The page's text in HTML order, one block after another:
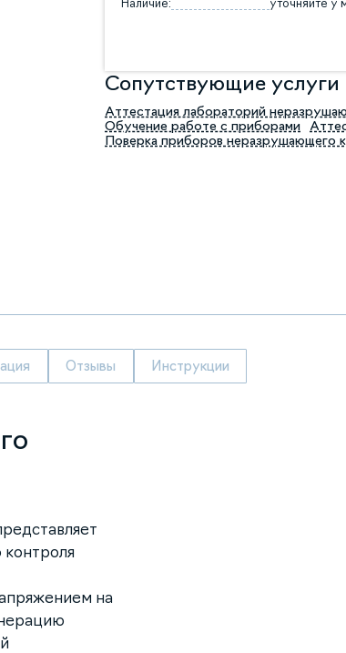
Наличие:
уточняйте у
Сопутствующие услуги
Аттестация лабораторий
Обучение работе с приборами
Поверка приборов неразрушающего
Отзывы Инструкции
на